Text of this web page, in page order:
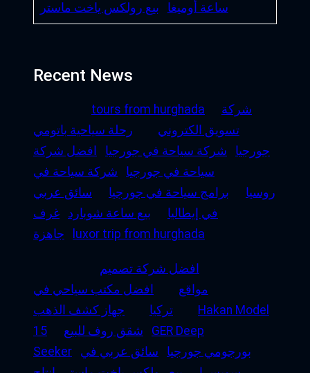
ساعة أوميغا
بيع رولكس ياخت ماستر
Recent News
tours from hurghada
شركة
تسويق الكتروني
رحلة سياحية باتومي
جورجيا
شركة سياحة في جورجيا
افضل شركة
سياحة في جورجيا
شركة سياحة في
روسيا
برامج سياحة في جورجيا
سائق عربي
في إيطاليا
بيع ساعة شوبارد
غرف
جاهزة
luxor trip from hurghada
افضل شركة تصميم
مواقع
افضل مكتب سياحي في
تركيا
جهاز كشف الذهب
Hakan Model
15
شقق روف للبيع
GER Deep
Seeker
بورجومي جورجيا
سائق عربي في